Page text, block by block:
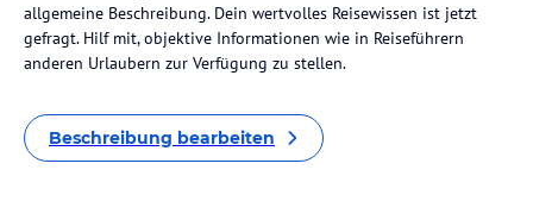
allgemeine Beschreibung. Dein wertvolles Reisewissen ist jetzt
gefragt. Hilf mit, objektive Informationen wie in Reiseführern
anderen Urlaubern zur Verfügung zu stellen.
Beschreibung bearbeiten